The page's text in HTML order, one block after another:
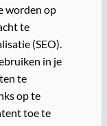
worden op
te
(SEO).
in je
te
op te
toe te